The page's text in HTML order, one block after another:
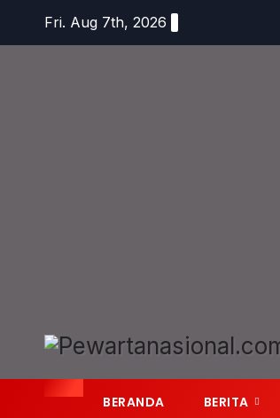
Fri. Aug 7th, 2026
BERANDA BERITA